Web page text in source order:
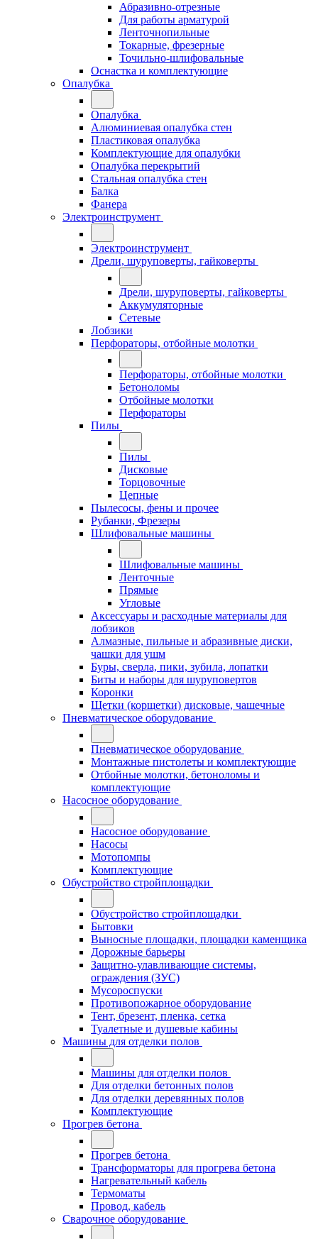
Абразивно-отрезные
Для работы арматурой
Ленточнопильные
Токарные, фрезерные
Точильно-шлифовальные
Оснастка и комплектующие
Опалубка
Опалубка
Алюминиевая опалубка стен
Пластиковая опалубка
Комплектующие для опалубки
Опалубка перекрытий
Стальная опалубка стен
Балка
Фанера
Электроинструмент
Электроинструмент
Дрели, шуруповерты, гайковерты
Дрели, шуруповерты, гайковерты
Аккумуляторные
Сетевые
Лобзики
Перфораторы, отбойные молотки
Перфораторы, отбойные молотки
Бетоноломы
Отбойные молотки
Перфораторы
Пилы
Пилы
Дисковые
Торцовочные
Цепные
Пылесосы, фены и прочее
Рубанки, Фрезеры
Шлифовальные машины
Шлифовальные машины
Ленточные
Прямые
Угловые
Аксессуары и расходные материалы для
лобзиков
Алмазные, пильные и абразивные диски,
чашки для ушм
Буры, сверла, пики, зубила, лопатки
Биты и наборы для шуруповертов
Коронки
Щетки (корщетки) дисковые, чашечные
Пневматическое оборудование
Пневматическое оборудование
Монтажные пистолеты и комплектующие
Отбойные молотки, бетоноломы и
комплектующие
Насосное оборудование
Насосное оборудование
Насосы
Мотопомпы
Комплектующие
Обустройство стройплощадки
Обустройство стройплощадки
Бытовки
Выносные площадки, площадки каменщика
Дорожные барьеры
Защитно-улавливающие системы,
ограждения (ЗУС)
Мусороспуски
Противопожарное оборудование
Тент, брезент, пленка, сетка
Туалетные и душевые кабины
Машины для отделки полов
Машины для отделки полов
Для отделки бетонных полов
Для отделки деревянных полов
Комплектующие
Прогрев бетона
Прогрев бетона
Трансформаторы для прогрева бетона
Нагревательный кабель
Термоматы
Провод, кабель
Сварочное оборудование